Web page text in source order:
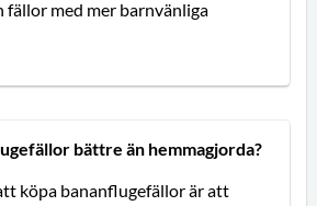
fällor med mer barnvänliga
bättre än hemmagjorda?
köpa bananflugefällor är att